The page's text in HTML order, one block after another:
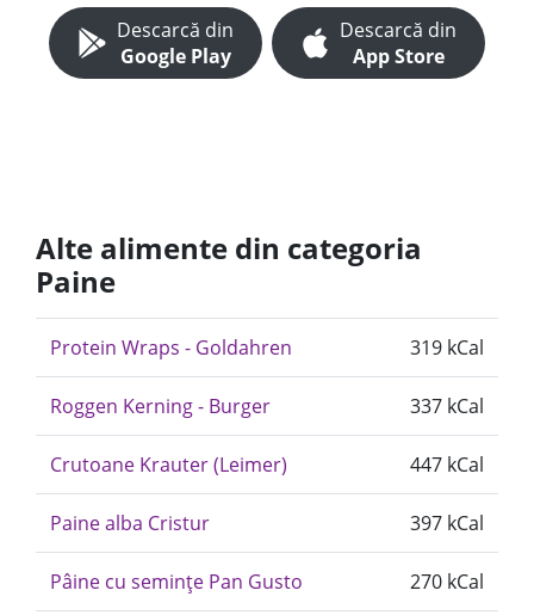
Descarcă din
Google Play
Descarcă din
App Store
Alte alimente din categoria
Paine
Protein Wraps - Goldahren 319 kCal
Roggen Kerning - Burger 337 kCal
Crutoane Krauter (Leimer) 447 kCal
Paine alba Cristur 397 kCal
Pâine cu semințe Pan Gusto 270 kCal